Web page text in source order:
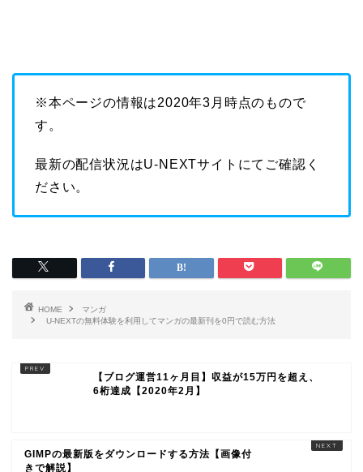
※本ページの情報は2020年3月時点のもので
す。
最新の配信状況はU-NEXTサイトにてご確認く
ださい。
HOME
マンガ
U-NEXTの無料体験を利用してマンガの最新刊を0円で読む方法
【ブログ運営11ヶ月目】収益が15万円を超え、
6桁達成【2020年2月】
GIMPの最新版をダウンロードする方法【画像付
きで解説】